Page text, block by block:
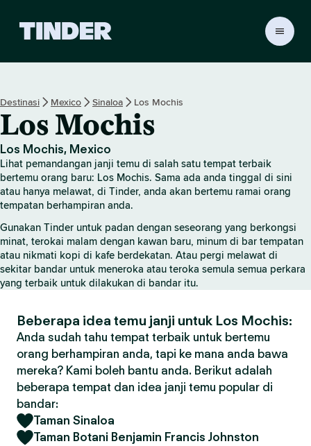
a
n
U
a
m
a
T
n
d
e
r
Destinasi Mexico Sinaloa Los Mochis
Los Mochis
Los Mochis, Mexico
Lihat pemandangan janji temu di salah satu tempat terbaik
bertemu orang baru: Los Mochis. Sama ada anda tinggal di sini
atau hanya melawat, di Tinder, anda akan bertemu ramai orang
tempatan berhampiran anda.
Gunakan Tinder untuk padan dengan seseorang yang berkongsi
minat, terokai malam dengan kawan baru, minum di bar tempatan
atau nikmati kopi di kafe berdekatan. Atau pergi melawat di
sekitar bandar untuk meneroka atau teroka semula semua perkara
yang terbaik untuk dilakukan di bandar itu.
Beberapa idea temu janji untuk Los Mochis:
Anda sudah tahu tempat terbaik untuk bertemu
orang berhampiran anda, tapi ke mana anda bawa
mereka? Kami boleh bantu anda. Berikut adalah
beberapa tempat dan idea janji temu popular di
bandar:
Taman Sinaloa
Taman Botani Benjamin Francis Johnston